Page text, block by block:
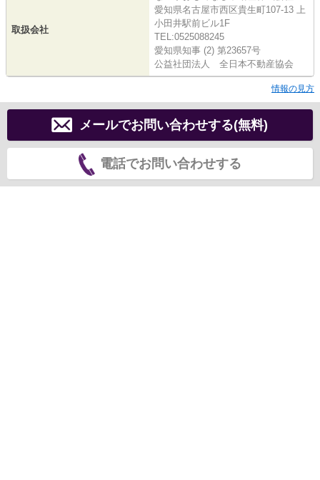
取扱会社
愛知県名古屋市西区貴生町107-13 上
小田井駅前ビル1F
TEL:0525088245
愛知県知事 (2) 第23657号
公益社団法人 全日本不動産協会
情報の見方
メールでお問い合わせする(無料)
電話でお問い合わせする